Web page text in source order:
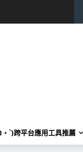
`)跨平台應用工具推薦